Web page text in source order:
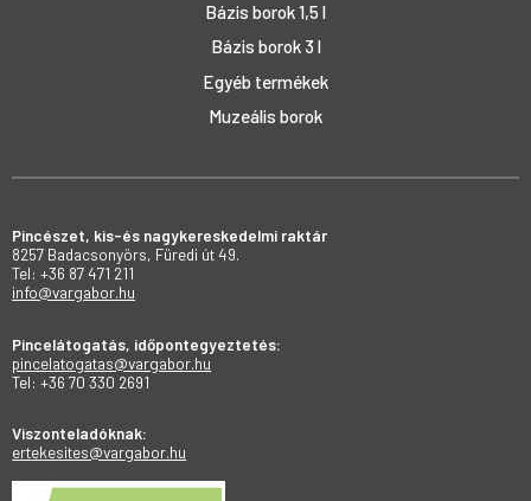
Bázis borok 1,5 l
Bázis borok 3 l
Egyéb termékek
Muzeális borok
Pincészet, kis-és nagykereskedelmi raktár
8257 Badacsonyörs, Füredi út 49.
Tel: +36 87 471 211
info@vargabor.hu
Pincelátogatás, időpontegyeztetés:
pincelatogatas@vargabor.hu
Tel: +36 70 330 2691
Viszonteladóknak:
ertekesites@vargabor.hu